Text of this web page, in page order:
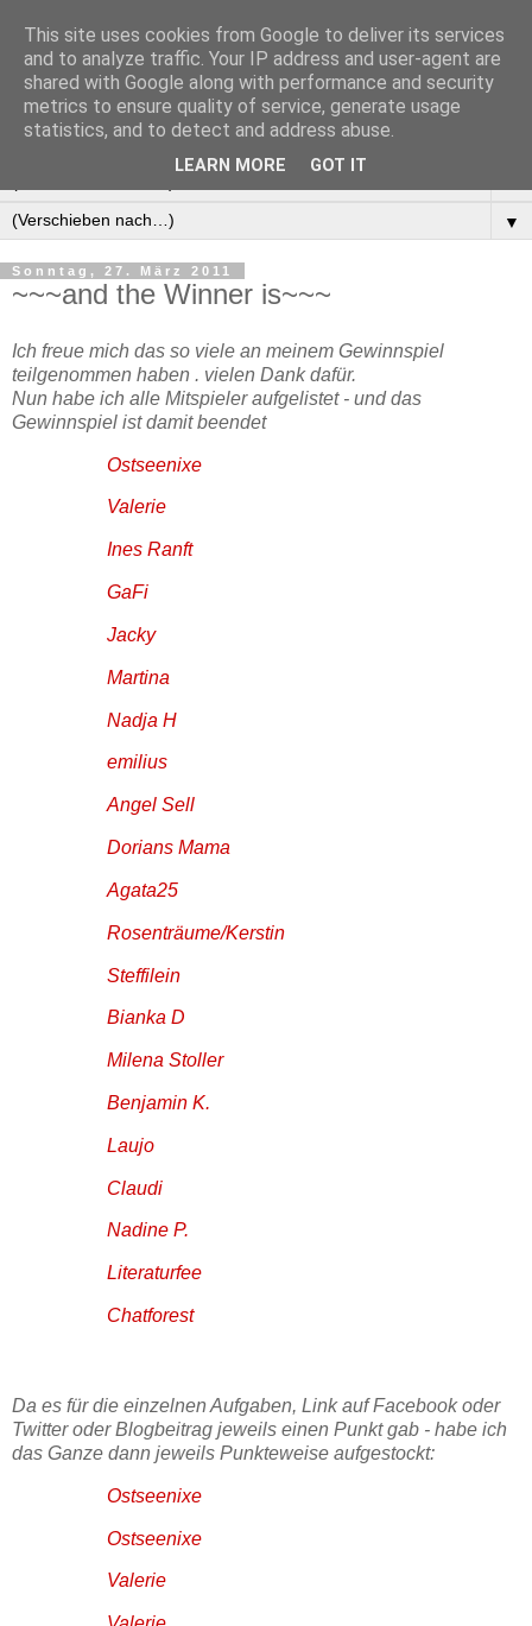
Manus Testwelt, alles
außer langweilig
▼
Sonntag, 27. März 2011
~~~and the Winner is~~~
Ich freue mich das so viele an meinem Gewinnspiel
teilgenommen haben . vielen Dank dafür.
Nun habe ich alle Mitspieler aufgelistet - und das
Gewinnspiel ist damit beendet
Ostseenixe
Valerie
Ines Ranft
GaFi
Jacky
Martina
Nadja H
emilius
Angel Sell
Dorians Mama
Agata25
Rosenträume/Kerstin
Steffilein
Bianka D
Milena Stoller
Benjamin K.
Laujo
Claudi
Nadine P.
Literaturfee
Chatforest
Da es für die einzelnen Aufgaben, Link auf Facebook oder
Twitter oder Blogbeitrag jeweils einen Punkt gab - habe ich
das Ganze dann jeweils Punkteweise aufgestockt:
Ostseenixe
Ostseenixe
Valerie
This site uses cookies from Google to deliver its services
and to analyze traffic. Your IP address and user-agent are
shared with Google along with performance and security
metrics to ensure quality of service, generate usage
statistics, and to detect and address abuse.
LEARN MORE GOT IT